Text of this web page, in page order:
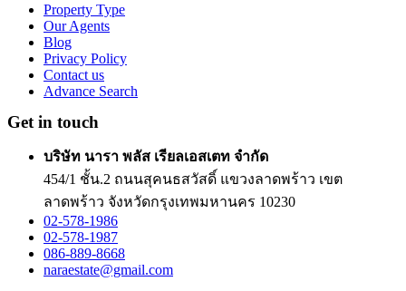
Property Type
Our Agents
Blog
Privacy Policy
Contact us
Advance Search
Get in touch
บริษัท นารา พลัส เรียลเอสเตท จำกัด
454/1 ชั้น.2 ถนนสุคนธสวัสดิ์ แขวงลาดพร้าว เขต
ลาดพร้าว จังหวัดกรุงเทพมหานคร 10230
02-578-1986
02-578-1987
086-889-8668
naraestate@gmail.com